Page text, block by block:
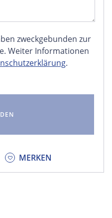
zweckgebunden zur
Weiter Informationen
.
MERKEN